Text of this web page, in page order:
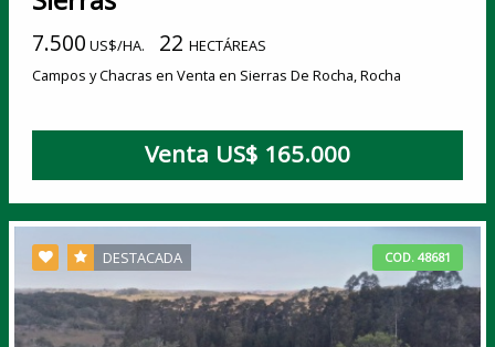
7.500 US$/HA. 22 HECTÁREAS
Campos y Chacras en Venta en Sierras De Rocha, Rocha
Venta US$ 165.000
DESTACADA COD. 48681